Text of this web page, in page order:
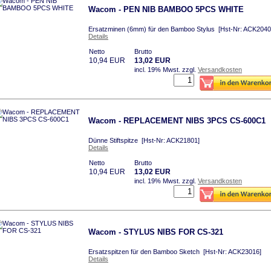
Wacom - PEN NIB BAMBOO 5PCS WHITE
Ersatzminen (6mm) für den Bamboo Stylus [Hst-Nr:
Details
Netto Brutto
10,94 EUR 13,02 EUR
incl. 19% Mwst. zzgl. Versandkosten
Wacom - REPLACEMENT NIBS 3PCS CS-600C1
Dünne Stiftspitze [Hst-Nr: ACK21801]
Details
Netto Brutto
10,94 EUR 13,02 EUR
incl. 19% Mwst. zzgl. Versandkosten
Wacom - STYLUS NIBS FOR CS-321
Ersatzspitzen für den Bamboo Sketch [Hst-Nr: ACK23016]
Details